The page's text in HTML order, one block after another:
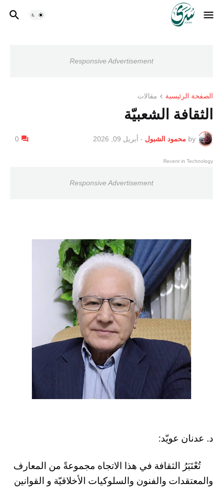
Responsive Advertisement
الصفحة الرئيسية مقالات
الثقافة الشعبيّة
by محمود الشبول - أبريل 09, 2026 0
Recent in Technology
Responsive Advertisement
د. عدنان عويّد:
تُعْتَبَرُ الثقافة في هذا الاتجاه مجموعةً من المعارف
والمعتقدات والفنون والسلوكيات الأخلاقيّة و القوانين